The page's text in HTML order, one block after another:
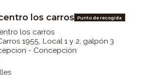
los carros Punto de recogida
los carros
1955, Local 1 y 2, galpón 3
- Concepción